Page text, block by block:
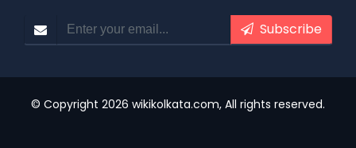
Subscribe
© Copyright 2026 wikikolkata.com, All rights reserved.